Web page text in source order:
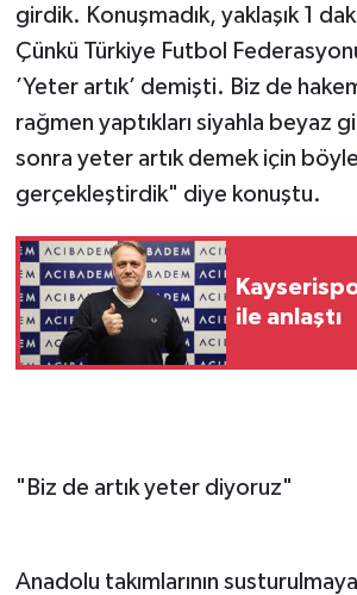
girdik. Konuşmadık, yaklaşık 1
Çünkü Türkiye Futbol
’Yeter artık’ demişti. Biz de
rağmen yaptıkları siyahla beyaz
sonra yeter artık demek için
gerçekleştirdik" diye konuştu.
ile anlaştı
"Biz de artık yeter diyoruz"
Anadolu takımlarının susturulmaya